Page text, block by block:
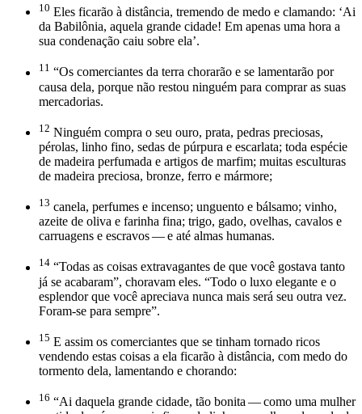
10 Eles ficarão à distância, tremendo de medo e clamando: ‘Ai
da Babilônia, aquela grande cidade! Em apenas uma hora a
sua condenação caiu sobre ela’.
11 “Os comerciantes da terra chorarão e se lamentarão por
causa dela, porque não restou ninguém para comprar as suas
mercadorias.
12 Ninguém compra o seu ouro, prata, pedras preciosas,
pérolas, linho fino, sedas de púrpura e escarlata; toda espécie
de madeira perfumada e artigos de marfim; muitas esculturas
de madeira preciosa, bronze, ferro e mármore;
13 canela, perfumes e incenso; unguento e bálsamo; vinho,
azeite de oliva e farinha fina; trigo, gado, ovelhas, cavalos e
carruagens e escravos — e até almas humanas.
14 “Todas as coisas extravagantes de que você gostava tanto
já se acabaram”, choravam eles. “Todo o luxo elegante e o
esplendor que você apreciava nunca mais será seu outra vez.
Foram-se para sempre”.
15 E assim os comerciantes que se tinham tornado ricos
vendendo estas coisas a ela ficarão à distância, com medo do
tormento dela, lamentando e chorando:
16 “Ai daquela grande cidade, tão bonita — como uma mulher